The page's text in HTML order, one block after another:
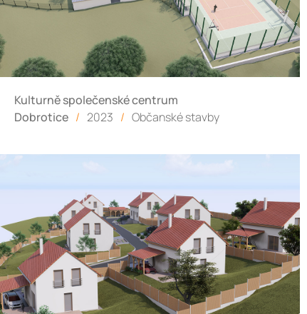
Kulturně společenské centrum
Dobrotice / 2023 / Občanské stavby